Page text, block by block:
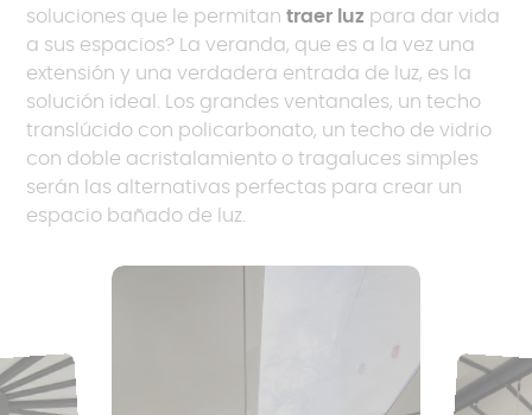
soluciones que le permitantraer luz para dar vida
a sus espacios? La veranda, que es a la vez una
extensión y una verdadera entrada de luz, es la
solución ideal. Los grandes ventanales, un techo
translúcido con policarbonato, un techo de vidrio
con doble acristalamiento o tragaluces simples
serán las alternativas perfectas para crear un
espacio bañado de luz.